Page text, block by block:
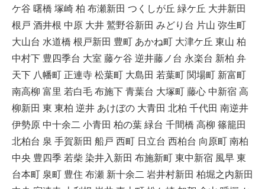
ケ谷 曙橋 塚崎 柏 布瀬新田 つくしが丘 緑ケ丘 大井新田
根戸 酒井根 中原 大井 鷲野谷新田 みどり台 片山 弥生町
大山台 水道橋 根戸新田 豊町 あかね町 大津ケ丘 東山 柏
中村下 豊四季台 大室 藤ケ谷 逆井藤ノ台 永楽台 新柏 弁
天下 八幡町 正連寺 松葉町 大島田 若葉町 関場町 新富町
南高柳 富里 若白毛 布施下 青葉台 大塚町 藤心 中新宿 高
柳新田 東 東柏 逆井 あけぼの 大青田 北柏 千代田 南逆井
伊勢原 中十余二 小青田 柏の葉 緑台 千間橋 高柳 篠籠田
北柏台 泉 手賀新田 船戸 西町 日立台 西柏台 向原町 南柏
中央 豊四季 若柴 染井入新田 布施新町 東中新宿 風早 東
台本町 泉町 豊住 布瀬 新十余二 岩井村新田 柏堀之内新田